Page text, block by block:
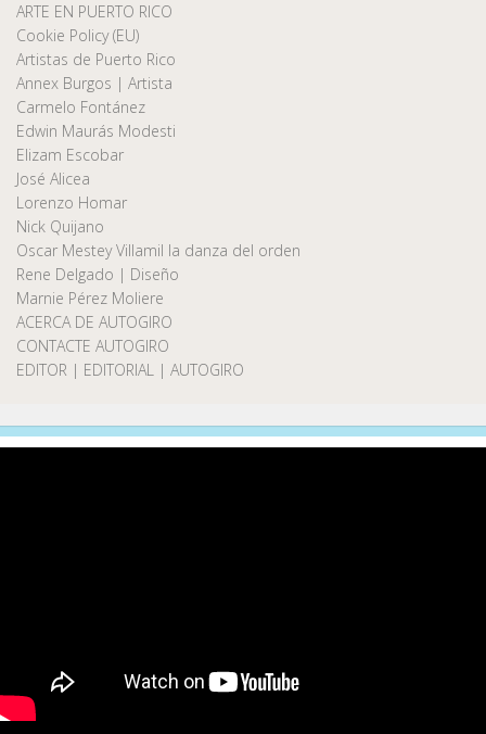
ARTE EN PUERTO RICO
Cookie Policy (EU)
Artistas de Puerto Rico
Annex Burgos | Artista
Carmelo Fontánez
Edwin Maurás Modesti
Elizam Escobar
José Alicea
Lorenzo Homar
Nick Quijano
Oscar Mestey Villamil la danza del orden
Rene Delgado | Diseño
Marnie Pérez Moliere
ACERCA DE AUTOGIRO
CONTACTE AUTOGIRO
EDITOR | EDITORIAL | AUTOGIRO